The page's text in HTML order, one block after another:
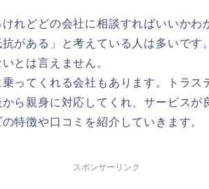
けれどどの会社に相談すればいいかわ
がある」と考えている人は多いです
とは言えません。
ってくれる会社もあります。トラス
ら親身に対応してくれ、サービスが
特徴や口コミを紹介していきます。
スポンサーリンク